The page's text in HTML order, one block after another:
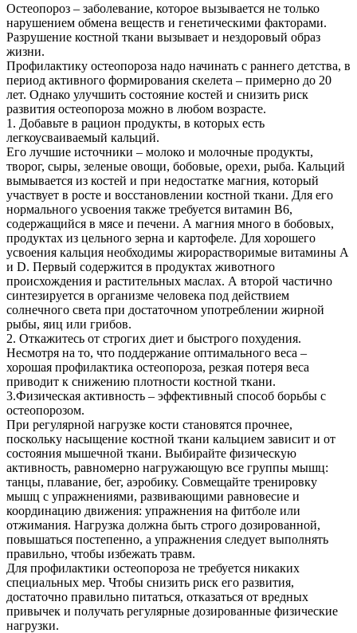
Остеопороз – заболевание, которое вызывается не только
нарушением обмена веществ и генетическими факторами.
Разрушение костной ткани вызывает и нездоровый образ
жизни.
Профилактику остеопороза надо начинать с раннего детства, в
период активного формирования скелета – примерно до 20
лет. Однако улучшить состояние костей и снизить риск
развития остеопороза можно в любом возрасте.
1. Добавьте в рацион продукты, в которых есть
легкоусваиваемый кальций.
Его лучшие источники – молоко и молочные продукты,
творог, сыры, зеленые овощи, бобовые, орехи, рыба. Кальций
вымывается из костей и при недостатке магния, который
участвует в росте и восстановлении костной ткани. Для его
нормального усвоения также требуется витамин В6,
содержащийся в мясе и печени. А магния много в бобовых,
продуктах из цельного зерна и картофеле. Для хорошего
усвоения кальция необходимы жирорастворимые витамины А
и D. Первый содержится в продуктах животного
происхождения и растительных маслах. А второй частично
синтезируется в организме человека под действием
солнечного света при достаточном употреблении жирной
рыбы, яиц или грибов.
2. Откажитесь от строгих диет и быстрого похудения.
Несмотря на то, что поддержание оптимального веса –
хорошая профилактика остеопороза, резкая потеря веса
приводит к снижению плотности костной ткани.
3.Физическая активность – эффективный способ борьбы с
остеопорозом.
При регулярной нагрузке кости становятся прочнее,
поскольку насыщение костной ткани кальцием зависит и от
состояния мышечной ткани. Выбирайте физическую
активность, равномерно нагружающую все группы мышц:
танцы, плавание, бег, аэробику. Совмещайте тренировку
мышц с упражнениями, развивающими равновесие и
координацию движения: упражнения на фитболе или
отжимания. Нагрузка должна быть строго дозированной,
повышаться постепенно, а упражнения следует выполнять
правильно, чтобы избежать травм.
Для профилактики остеопороза не требуется никаких
специальных мер. Чтобы снизить риск его развития,
достаточно правильно питаться, отказаться от вредных
привычек и получать регулярные дозированные физические
нагрузки.